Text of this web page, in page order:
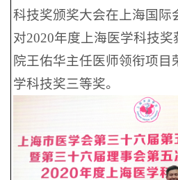
科技奖颁奖大会在上海国际
对2020年度上海医学科技
院王佑华主任医师领衔项目
学科技奖三等奖。